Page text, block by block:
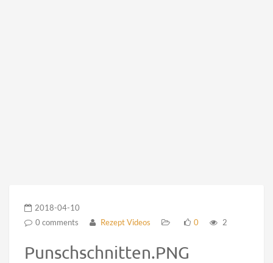
2018-04-10
0 comments
Rezept Videos 0 2
Punschschnitten.PNG